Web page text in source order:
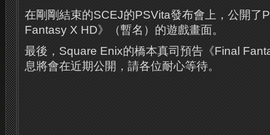
在剛剛結束的SCEJ的PSVita發布會上，公開了
Fantasy X HD》（暫名）的遊戲畫面。
最後，Square Enix的橋本真司預告《Final
息將會在近期公開，請各位耐心等待。